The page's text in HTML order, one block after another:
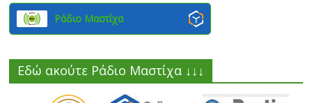
Ράδιο Μαστίχα
Εδώ ακούτε Ράδιο Μαστίχα ↓↓↓